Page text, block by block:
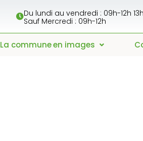
Du lundi au vendredi : 09h-12h
Sauf Mercredi : 09h-12h
La commune en images